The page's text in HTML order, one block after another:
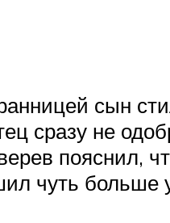
сын
сразу не
пояснил,
чуть больше